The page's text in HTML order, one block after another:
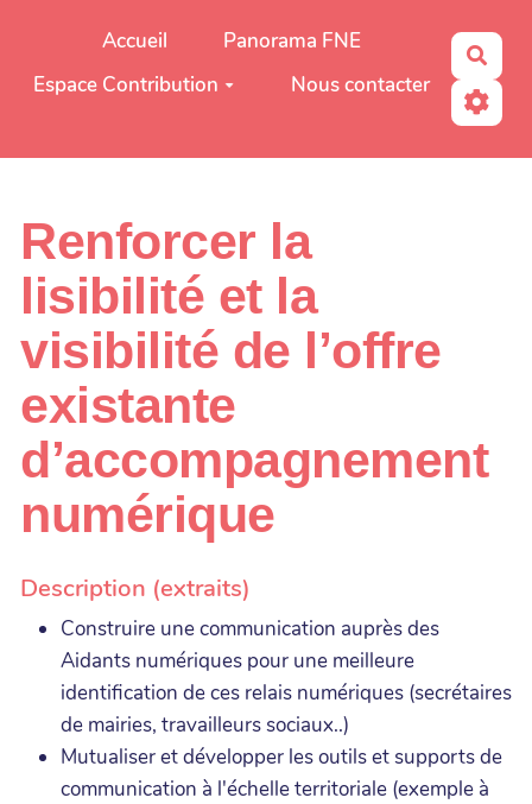
Aller au contenu principal
Accueil
Panorama FNE
Espace Contribution
Nous contacter
Renforcer la
lisibilité et la
visibilité de l’offre
existante
d’accompagnement
numérique
Description (extraits)
Construire une communication auprès des
Aidants numériques pour une meilleure
identification de ces relais numériques (secrétaires
de mairies, travailleurs sociaux..)
Mutualiser et développer les outils et supports de
communication à l'échelle territoriale (exemple à